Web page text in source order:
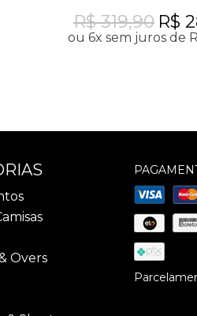
R$ 319,90 R$
ou 6x sem juros de
Overs